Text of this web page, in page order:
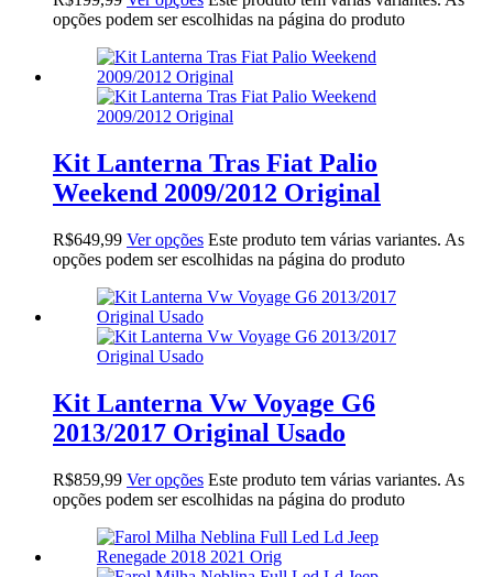
opções podem ser escolhidas na página do produto
Kit Lanterna Tras Fiat Palio
Weekend 2009/2012 Original
R$649,99 Ver opções Este produto tem várias variantes. As
opções podem ser escolhidas na página do produto
Kit Lanterna Vw Voyage G6
2013/2017 Original Usado
R$859,99 Ver opções Este produto tem várias variantes. As
opções podem ser escolhidas na página do produto